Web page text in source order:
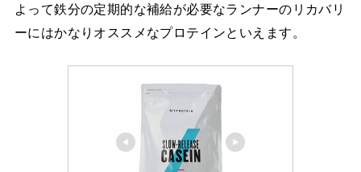
よって鉄分の定期的な補給が必要なランナーのリカバリ
ーにはかなりオススメなプロテインといえます。